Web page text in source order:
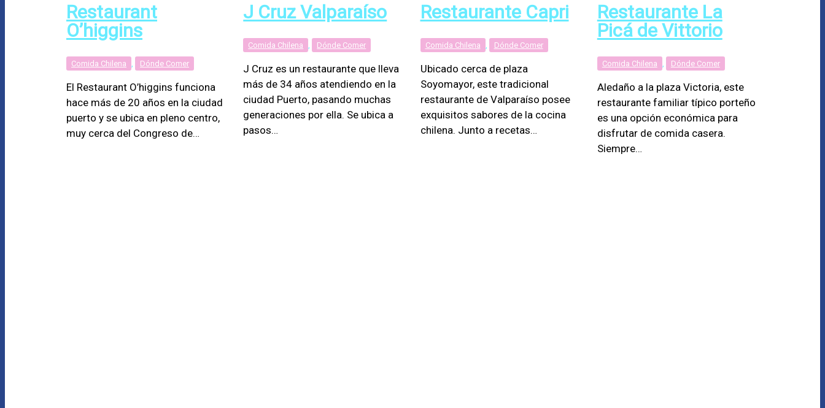
Restaurant
O’higgins
Comida Chilena Dónde Comer
El Restaurant O’higgins funciona
hace más de 20 años en la ciudad
puerto y se ubica en pleno centro,
muy cerca del Congreso de…
J Cruz Valparaíso
Comida Chilena Dónde Comer
J Cruz es un restaurante que lleva
más de 34 años atendiendo en la
ciudad Puerto, pasando muchas
generaciones por ella. Se ubica a
pasos…
Restaurante Capri
Comida Chilena Dónde Comer
Ubicado cerca de plaza
Soyomayor, este tradicional
restaurante de Valparaíso posee
exquisitos sabores de la cocina
chilena. Junto a recetas…
Restaurante La
Picá de Vittorio
Comida Chilena Dónde Comer
Aledaño a la plaza Victoria, este
restaurante familiar típico porteño
es una opción económica para
disfrutar de comida casera.
Siempre…